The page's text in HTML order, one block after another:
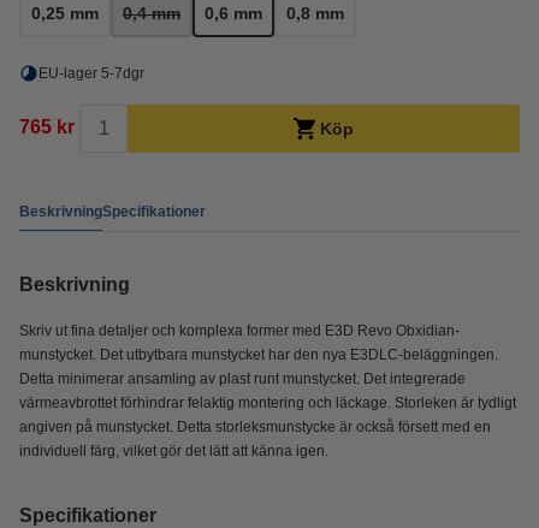
0,25 mm 0,4 mm 0,6 mm 0,8 mm
EU-lager 5-7dgr
765 kr Köp
BeskrivningSpecifikationer
Beskrivning
Skriv ut fina detaljer och komplexa former med E3D Revo Obxidian-
munstycket. Det utbytbara munstycket har den nya E3DLC-beläggningen.
Detta minimerar ansamling av plast runt munstycket. Det integrerade
värmeavbrottet förhindrar felaktig montering och läckage. Storleken är tydligt
angiven på munstycket. Detta storleksmunstycke är också försett med en
individuell färg, vilket gör det lätt att känna igen.
Specifikationer